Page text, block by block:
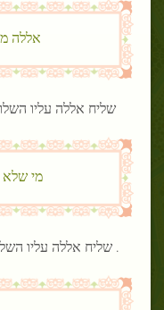
אללה
שליח אללה עליו
מי
. שליח אללה עליו